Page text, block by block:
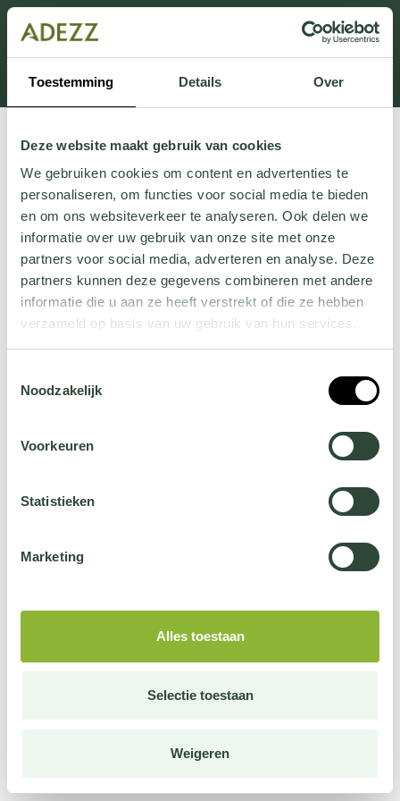
Toestemming Details Over
Deze website maakt gebruik van cookies
We gebruiken cookies om content en advertenties te
personaliseren, om functies voor social media te bieden
en om ons websiteverkeer te analyseren. Ook delen we
informatie over uw gebruik van onze site met onze
partners voor social media, adverteren en analyse. Deze
partners kunnen deze gegevens combineren met andere
informatie die u aan ze heeft verstrekt of die ze hebben
verzameld op basis van uw gebruik van hun services.
jehier.
Noodzakelijk
Voorkeuren
Statistieken
Marketing
Alles toestaan
Selectie toestaan
Weigeren
Dit onderdeel is momenteel in onderhoud.
Als je informatie mist kun je ons bellen +31 413 274
168 of mailen
Customersupport@adezz.com.